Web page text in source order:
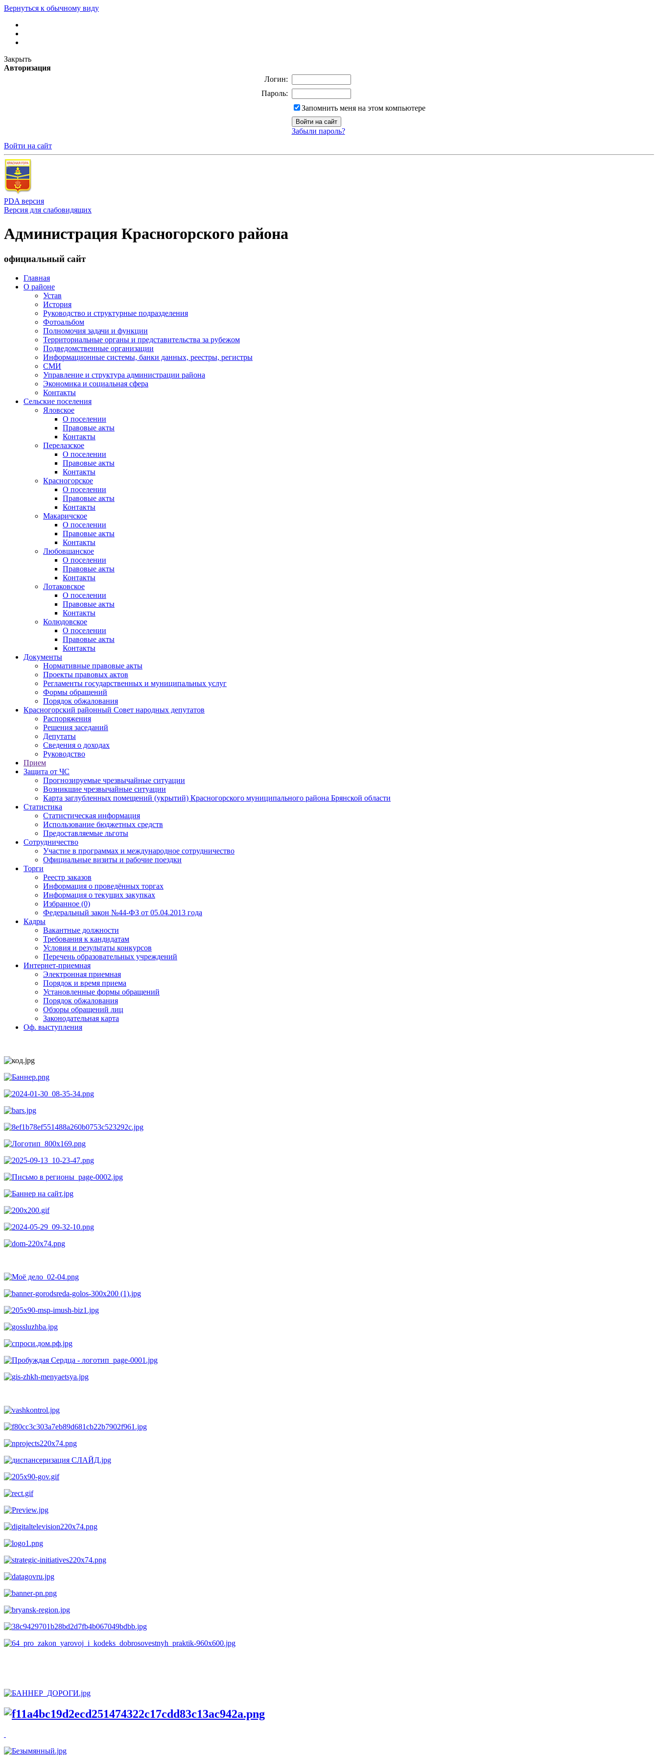
Вернуться к обычному виду
Закрыть
Авторизация
Логин:
Пароль:
Запомнить меня на этом компьютере
Забыли пароль?
Войти на сайт
PDA версия
Версия для слабовидящих
Администрация Красногорского района
официальный сайт
Главная
О районе
Устав
История
Руководство и структурные подразделения
Фотоальбом
Полномочия задачи и функции
Территориальные органы и представительства за рубежом
Подведомственные организации
Информационные системы, банки данных, реестры, регистры
СМИ
Управление и структура администрации района
Экономика и социальная сфера
Контакты
Сельские поселения
Яловское
О поселении
Правовые акты
Контакты
Перелазское
О поселении
Правовые акты
Контакты
Красногорское
О поселении
Правовые акты
Контакты
Макаричское
О поселении
Правовые акты
Контакты
Любовшанское
О поселении
Правовые акты
Контакты
Лотаковское
О поселении
Правовые акты
Контакты
Колюдовское
О поселении
Правовые акты
Контакты
Документы
Нормативные правовые акты
Проекты правовых актов
Регламенты государственных и муниципальных услуг
Формы обращений
Порядок обжалования
Красногорский районный Совет народных депутатов
Распоряжения
Решения заседаний
Депутаты
Сведения о доходах
Руководство
Прием
Защита от ЧС
Прогнозируемые чрезвычайные ситуации
Возникшие чрезвычайные ситуации
Карта заглубленных помещений (укрытий) Красногорского муниципального района Брянской области
Статистика
Статистическая информация
Использование бюджетных средств
Предоставляемые льготы
Сотрудничество
Участие в программах и международное сотрудничество
Официальные визиты и рабочие поездки
Торги
Реестр заказов
Информация о проведённых торгах
Информация о текущих закупках
Избранное (0)
Федеральный закон №44-ФЗ от 05.04.2013 года
Кадры
Вакантные должности
Требования к кандидатам
Условия и результаты конкурсов
Перечень образовательных учреждений
Интернет-приемная
Электронная приемная
Порядок и время приема
Установленные формы обращений
Порядок обжалования
Обзоры обращений лиц
Законодательная карта
Оф. выступления